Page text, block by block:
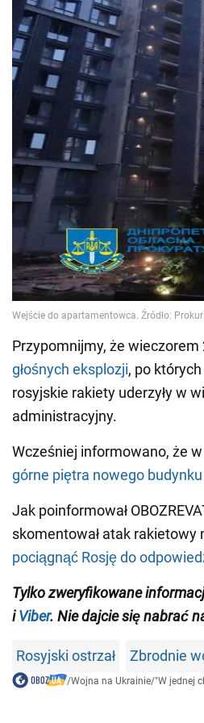
Przypomnijmy, że wieczorem
głośnych eksplozji, po
rosyjskie rakiety uderzyły w
administracyjny.
Wcześniej informowano, że
górne piętra nowego
Jak poinformował
skomentował atak rakietowy
pociągnąć Rosję do
Tylko zweryfikowane
iViber. Nie dajcie się nabrać
Rosyjski ostrzał Zbrodnie
/Wojna na Ukrainie/"W jednej